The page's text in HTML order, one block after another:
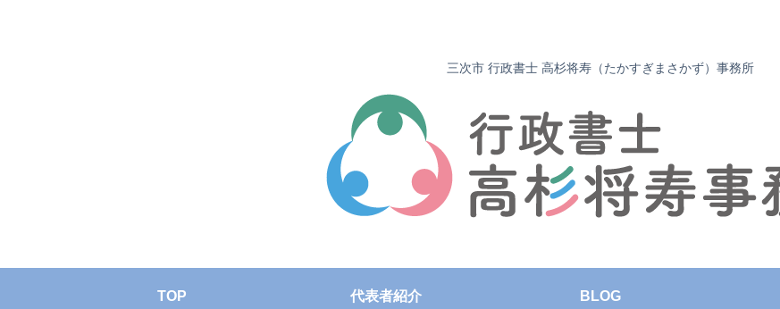
三次市 行政書士 高杉将寿（たかすぎまさかず）事務所
TOP 代表者紹介 BLOG